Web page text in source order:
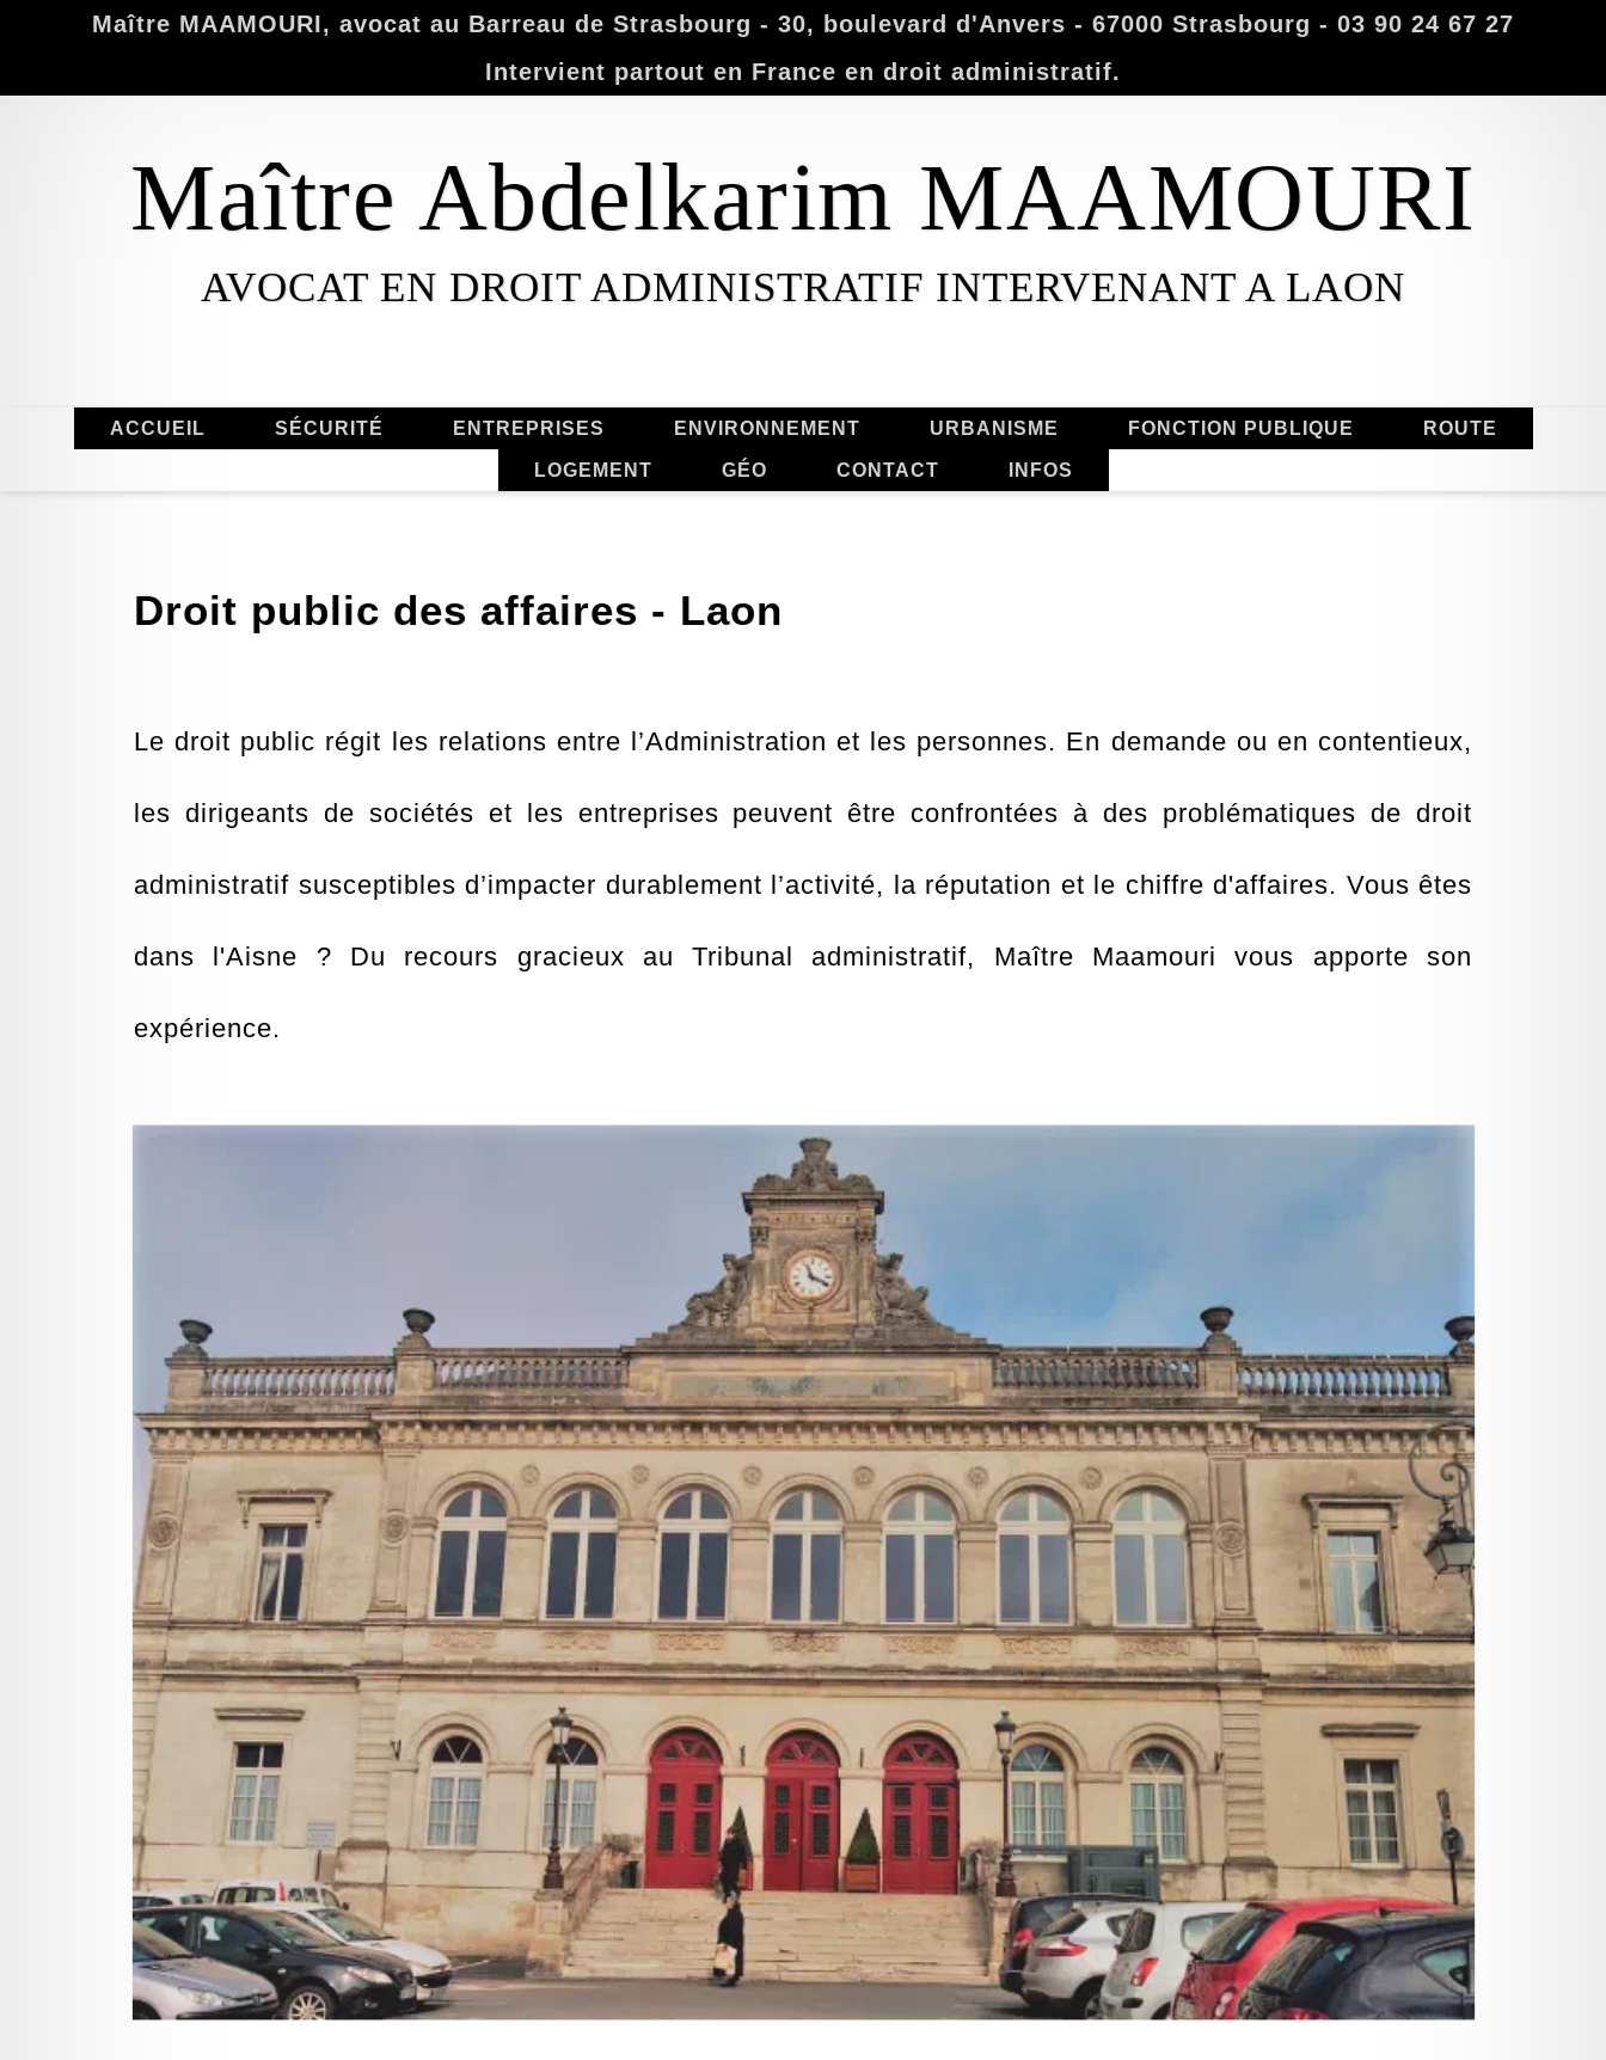
Maître MAAMOURI, avocat au Barreau de Strasbourg - 30, boulevard d'Anvers - 67000 Strasbourg - 03 90 24 67 27
Intervient partout en France en droit administratif.
Maître Abdelkarim MAAMOURI
AVOCAT EN DROIT ADMINISTRATIF INTERVENANT A LAON
ACCUEIL SÉCURITÉ ENTREPRISES ENVIRONNEMENT URBANISME FONCTION PUBLIQUE ROUTE
LOGEMENT GÉO CONTACT INFOS
Droit public des affaires - Laon
Le droit public régit les relations entre l’Administration et les personnes. En demande ou en contentieux,
les dirigeants de sociétés et les entreprises peuvent être confrontées à des problématiques de droit
administratif susceptibles d’impacter durablement l’activité, la réputation et le chiffre d'affaires. Vous êtes
dans l'Aisne ? Du recours gracieux au Tribunal administratif, Maître Maamouri vous apporte son
expérience.